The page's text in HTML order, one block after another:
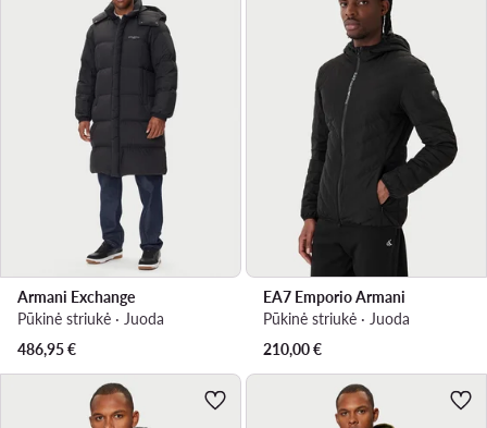
Armani Exchange
Pūkinė striukė · Juoda
486,95€
EA7 Emporio Armani
Pūkinė striukė · Juoda
210,00€